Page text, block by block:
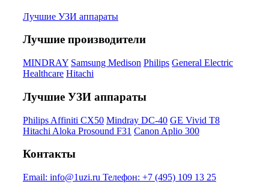
Лучшие УЗИ аппараты
Лучшие производители
MINDRAY Samsung Medison Philips General Electric
Healthcare Hitachi
Лучшие УЗИ аппараты
Philips Affiniti CX50 Mindray DC-40 GE Vivid T8
Hitachi Aloka Prosound F31 Canon Aplio 300
Контакты
Email: info@1uzi.ru Телефон: +7 (495) 109 13 25